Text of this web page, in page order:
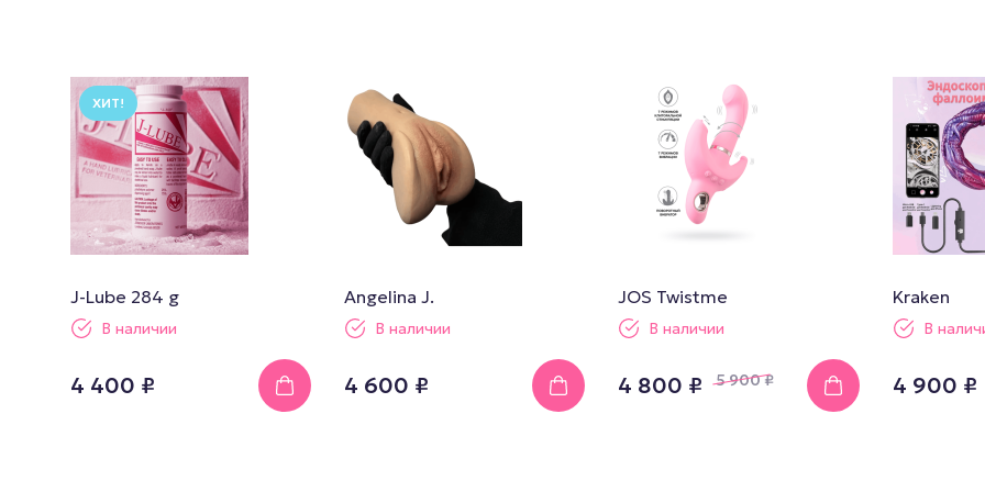
ХИТ!
J-Lube 284 g
В наличии
4 400 ₽
Angelina J.
В наличии
4 600 ₽
JOS Twistme
В наличии
4 800 ₽ 5 900₽
Kraken
В
4 900 ₽